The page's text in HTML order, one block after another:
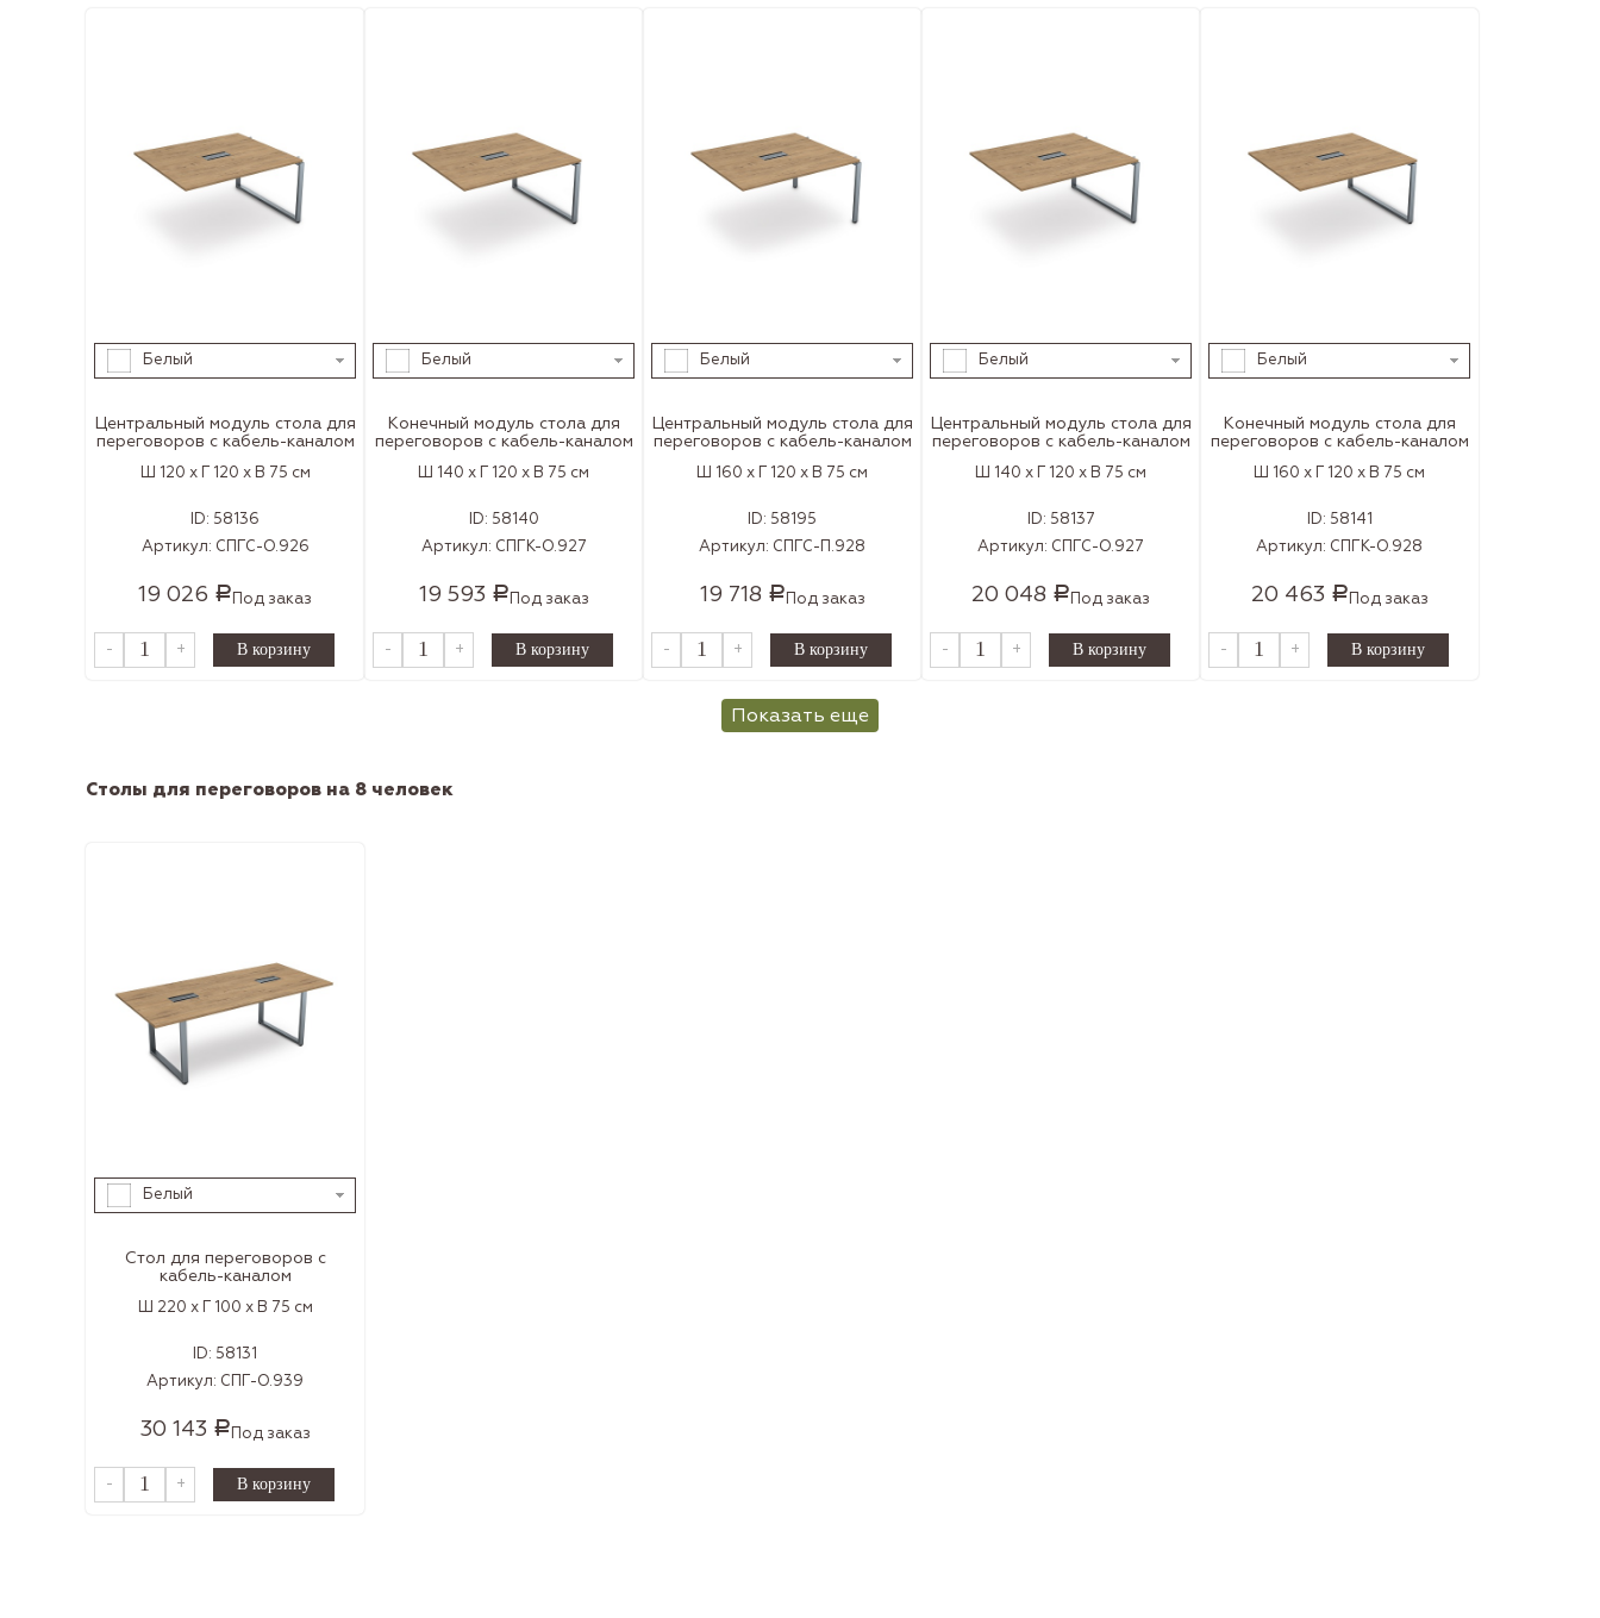
Белый
Центральный модуль cтола для
переговоров с кабель-каналом
Ш 120 x Г 120 x В 75 см
ID: 58136
Артикул: СПГС-О.926
19 026 Р Под заказ
- +
Белый
Конечный модуль cтола для
переговоров с кабель-каналом
Ш 140 x Г 120 x В 75 см
ID: 58140
Артикул: СПГК-О.927
19 593 Р Под заказ
- +
Белый
Центральный модуль cтола для
переговоров с кабель-каналом
Ш 160 x Г 120 x В 75 см
ID: 58195
Артикул: СПГС-П.928
19 718 Р Под заказ
- +
Белый
Центральный модуль cтола для
переговоров с кабель-каналом
Ш 140 x Г 120 x В 75 см
ID: 58137
Артикул: СПГС-О.927
20 048 Р Под заказ
- +
Белый
Конечный модуль cтола для
переговоров с кабель-каналом
Ш 160 x Г 120 x В 75 см
ID: 58141
Артикул: СПГК-О.928
20 463 Р Под заказ
- +
Показать еще
Столы для переговоров на 8 человек
Белый
Стол для переговоров с
кабель-каналом
Ш 220 x Г 100 x В 75 см
ID: 58131
Артикул: СПГ-О.939
30 143 Р Под заказ
- +